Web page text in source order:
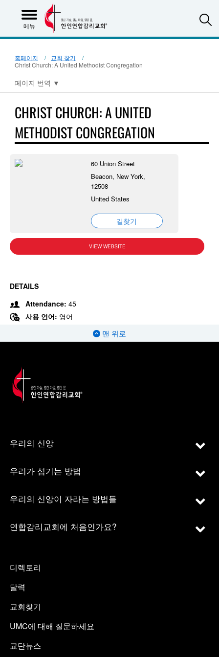
메뉴
홈페이지
교회 찾기
Christ Church: A United Methodist Congregation
페이지 번역 ▼
CHRIST CHURCH: A UNITED
METHODIST CONGREGATION
60 Union Street
Beacon, New York,
12508
United States
길찾기
VIEW WEBSITE
DETAILS
Attendance: 45
사용 언어: 영어
맨 위로
우리의 신앙
우리가 섬기는 방법
우리의 신앙이 자라는 방법들
연합감리교회에 처음인가요?
디렉토리
달력
교회찾기
UMC에 대해 질문하세요
교단뉴스